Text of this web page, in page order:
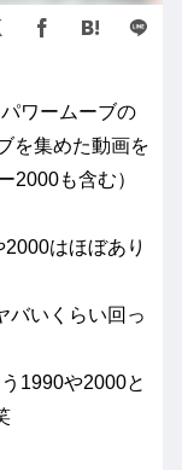
ワームーブの
を集めた動画を
2000も含む）
はほぼあり
バいくらい回っ
1990や2000と